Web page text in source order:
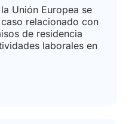
Unión Europea se
relacionado con
de residencia
laborales en